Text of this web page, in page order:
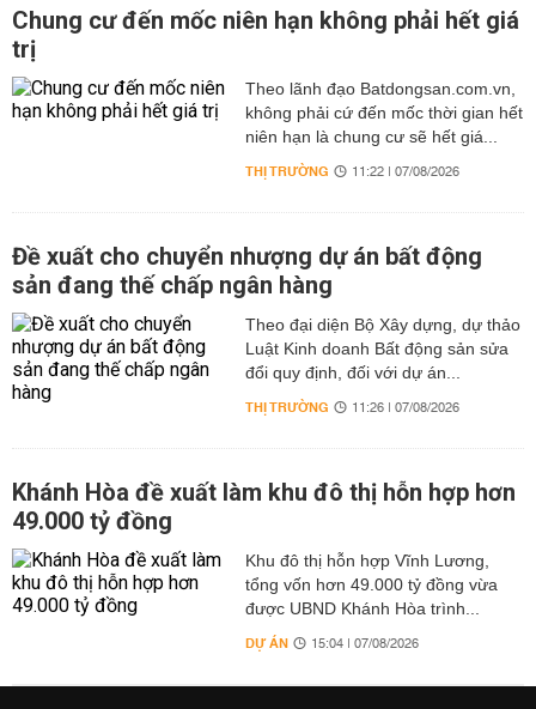
Chung cư đến mốc niên hạn không phải hết giá
trị
Theo lãnh đạo Batdongsan.com.vn,
không phải cứ đến mốc thời gian hết
niên hạn là chung cư sẽ hết giá...
THỊ TRƯỜNG 11:22 | 07/08/2026
Đề xuất cho chuyển nhượng dự án bất động
sản đang thế chấp ngân hàng
Theo đại diện Bộ Xây dựng, dự thảo
Luật Kinh doanh Bất động sản sửa
đổi quy định, đối với dự án...
THỊ TRƯỜNG 11:26 | 07/08/2026
Khánh Hòa đề xuất làm khu đô thị hỗn hợp hơn
49.000 tỷ đồng
Khu đô thị hỗn hợp Vĩnh Lương,
tổng vốn hơn 49.000 tỷ đồng vừa
được UBND Khánh Hòa trình...
DỰ ÁN 15:04 | 07/08/2026